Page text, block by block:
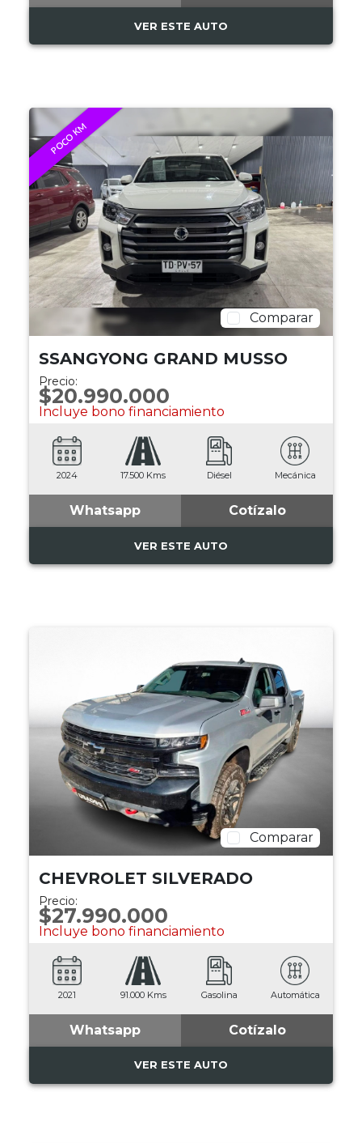
VER ESTE AUTO
POCO KM
Comparar
SSANGYONG GRAND MUSSO
Precio:
$20.990.000
Incluye bono financiamiento
2024 17.500 Kms Diésel Mecánica
Whatsapp Cotízalo
VER ESTE AUTO
Comparar
CHEVROLET SILVERADO
Precio:
$27.990.000
Incluye bono financiamiento
2021 91.000 Kms Gasolina Automática
Whatsapp Cotízalo
VER ESTE AUTO